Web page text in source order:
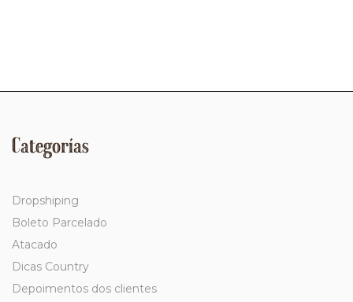
Categorías
Dropshiping
Boleto Parcelado
Atacado
Dicas Country
Depoimentos dos clientes